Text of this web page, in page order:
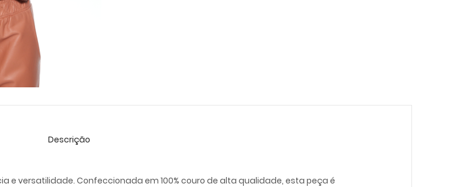
Descrição
e versatilidade. Confeccionada em 100% couro de alta qualidade, esta peça é